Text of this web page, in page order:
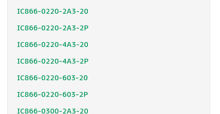
IC866-0220-2A3-20
IC866-0220-2A3-2P
IC866-0220-4A3-20
IC866-0220-4A3-2P
IC866-0220-603-20
IC866-0220-603-2P
IC866-0300-2A3-20